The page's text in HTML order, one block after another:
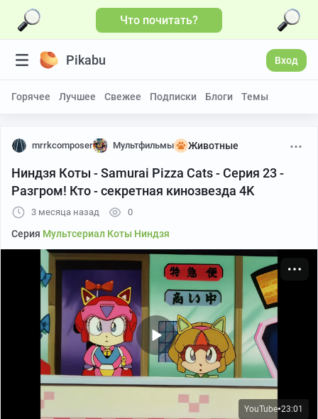
Что почитать?
Pikabu Вход
Горячее Лучшее Свежее Подписки Блоги Темы
mrrkcomposer Мультфильмы Животные
Ниндзя Коты - Samurai Pizza Cats - Серия 23 -
Разгром! Кто - секретная кинозвезда 4K
3 месяца назад 0
Серия Мультсериал Коты Ниндзя
YouTube●23:01
Больше видео